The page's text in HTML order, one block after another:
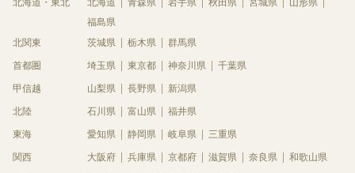
北海道・東北 北海道 青森県 岩手県 秋田県 宮城県
山形県
福島県
北関東
茨城県 栃木県 群馬県
首都圏 埼玉県 東京都 神奈川県 千葉県
甲信越 山梨県 長野県 新潟県
北陸 石川県 富山県 福井県
東海 愛知県 静岡県 岐阜県 三重県
関西 大阪府 兵庫県 京都府 滋賀県 奈良県 和歌山県